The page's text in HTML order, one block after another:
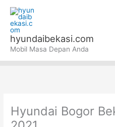
konten
hyundaibekasi.com
Mobil Masa Depan Anda
Hyundai Bogor